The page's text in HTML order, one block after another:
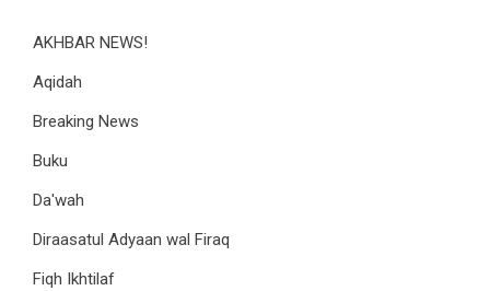
AKHBAR NEWS!
Aqidah
Breaking News
Buku
Da'wah
Diraasatul Adyaan wal Firaq
Fiqh Ikhtilaf